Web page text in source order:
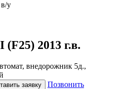
у
(F25) 2013 г.в.
внедорожник 5д.,
заявку
Позвонить